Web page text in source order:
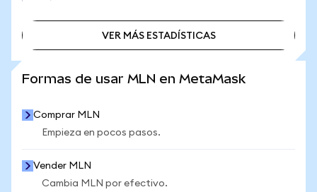
VER MÁS ESTADÍSTICAS
Formas de usar MLN en MetaMask
Comprar MLN
Empieza en pocos pasos.
Vender MLN
Cambia MLN por efectivo.